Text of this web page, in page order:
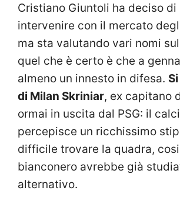
Cristiano Giuntoli ha deciso di
intervenire con il mercato
ma sta valutando vari nomi
quel che è certo è che a
almeno un innesto in difesa.
di Milan Skriniar, ex capitano
ormai in uscita dal PSG: il
percepisce un ricchissimo
difficile trovare la quadra,
bianconero avrebbe già
alternativo.